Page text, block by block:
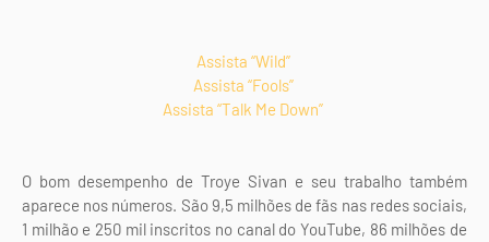
Assista “Wild”
Assista “Fools”
Assista “Talk Me Down”
O bom desempenho de Troye Sivan e seu trabalho também
aparece nos números. São 9,5 milhões de fãs nas redes sociais,
1 milhão e 250 mil inscritos no canal do YouTube, 86 milhões de